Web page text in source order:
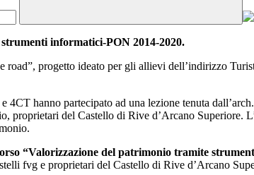
informatici-PON 2014-2020.
progetto ideato per gli allievi dell’indirizzo
hanno partecipato ad una lezione tenuta
proprietari del Castello di Rive d’Arcano Superiore.
“Valorizzazione del patrimonio tramite
fvg e proprietari del Castello di Rive d’Arcano